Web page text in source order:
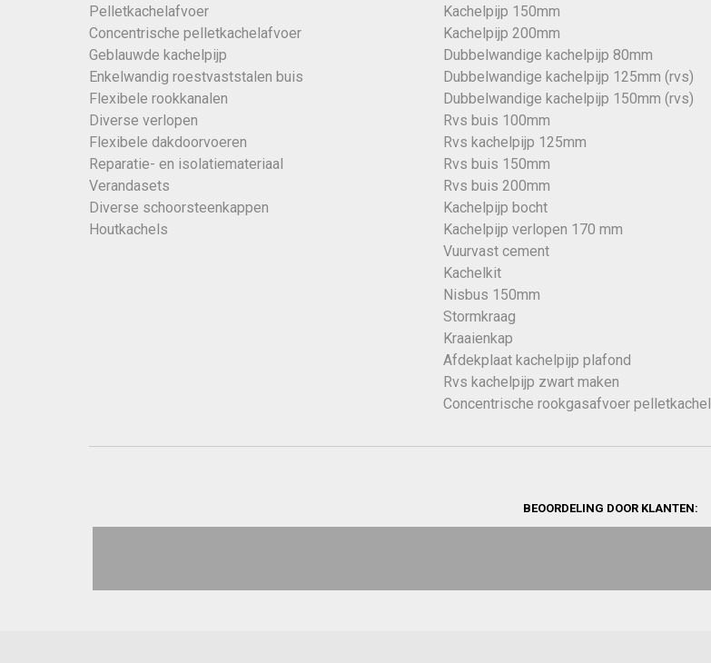
Pelletkachelafvoer
Concentrische pelletkachelafvoer
Geblauwde kachelpijp
Enkelwandig roestvaststalen buis
Flexibele rookkanalen
Diverse verlopen
Flexibele dakdoorvoeren
Reparatie- en isolatiemateriaal
Verandasets
Diverse schoorsteenkappen
Houtkachels
Kachelpijp 150mm
Kachelpijp 200mm
Dubbelwandige kachelpijp 80mm
Dubbelwandige kachelpijp 125mm (rvs)
Dubbelwandige kachelpijp 150mm (rvs)
Rvs buis 100mm
Rvs kachelpijp 125mm
Rvs buis 150mm
Rvs buis 200mm
Kachelpijp bocht
Kachelpijp verlopen 170 mm
Vuurvast cement
Kachelkit
Nisbus 150mm
Stormkraag
Kraaienkap
Afdekplaat kachelpijp plafond
Rvs kachelpijp zwart maken
Concentrische rookgasafvoer pelletkachel
BEOORDELING DOOR KLANTEN: